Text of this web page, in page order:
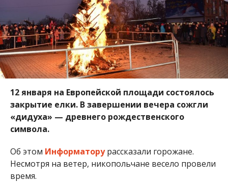
12 января на Европейской площади состоялось
закрытие елки. В завершении вечера сожгли
«дидуха» — древнего рождественского
символа.
Об этом Информаторурассказали горожане.
Несмотря на ветер, никопольчане весело провели
время.